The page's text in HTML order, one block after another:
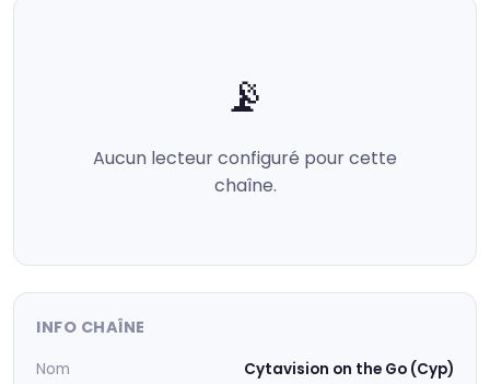
📡
Aucun lecteur configuré pour cette
chaîne.
INFO CHAÎNE
Nom
Cytavision on the Go (Cyp)